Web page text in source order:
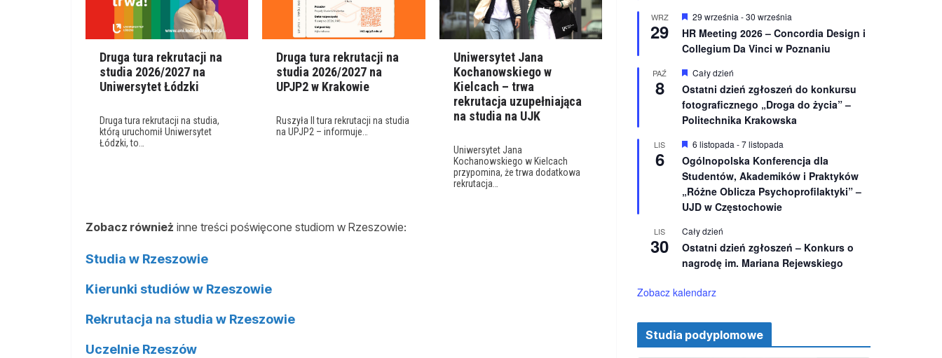
Druga tura rekrutacji na
studia 2026/2027 na
Uniwersytet Łódzki
Druga tura rekrutacji na studia,
którą uruchomił Uniwersytet
Łódzki, to…
Druga tura rekrutacji na
studia 2026/2027 na
UPJP2 w Krakowie
Ruszyła II tura rekrutacji na studia
na UPJP2 – informuje…
Uniwersytet Jana
Kochanowskiego w
Kielcach – trwa
rekrutacja uzupełniająca
na studia na UJK
Uniwersytet Jana
Kochanowskiego w Kielcach
przypomina, że trwa dodatkowa
rekrutacja…
Zobacz również inne treści poświęcone studiom w Rzeszowie:
Studia w Rzeszowie
Kierunki studiów w Rzeszowie
Rekrutacja na studia w Rzeszowie
Uczelnie Rzeszów
n
i
o
n
WRZ
29
W
y
r
ó
n
o
n
e
29 września -30 września
HR Meeting 2026 – Concordia Design i
Collegium Da Vinci w Poznaniu
PAŹ
8
W
r
ó
ż
n
i
o
n
e
Cały dzień
Ostatni dzień zgłoszeń do konkursu
fotograficznego „Droga do życia” –
Politechnika Krakowska
LIS
6
W
r
ó
ż
n
i
n
e
6 listopada -7 listopada
Ogólnopolska Konferencja dla
Studentów, Akademików i Praktyków
„Różne Oblicza Psychoprofilaktyki” –
UJD w Częstochowie
LIS
30
Cały dzień
Ostatni dzień zgłoszeń – Konkurs o
nagrodę im. Mariana Rejewskiego
Zobacz kalendarz
Studia podyplomowe